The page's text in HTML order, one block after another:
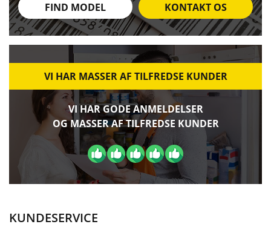
FIND MODEL KONTAKT OS
VI HAR MASSER AF TILFREDSE KUNDER
VI HAR GODE ANMELDELSER
OG MASSER AF TILFREDSE KUNDER
KUNDESERVICE